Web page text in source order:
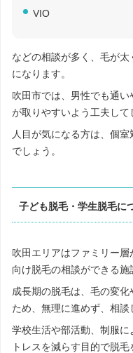
VIO
などの相談が多く、毛が
になります。
吹田市では、男性でも通
が取りやすいよう工夫して
人目が気になる方は、個
でしょう。
子ども脱毛・学生脱毛に
吹田エリアはファミリー
向け脱毛の相談ができる施
成長期の脱毛は、毛の変
ため、無理に進めず、相談
学校生活や部活動、制服
トレスを減らす目的で脱